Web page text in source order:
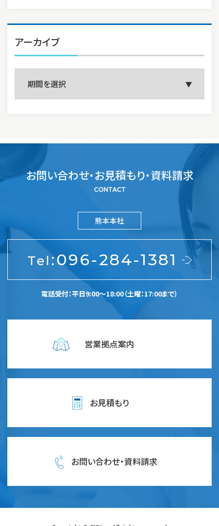
アーカイブ
お問い合わせ・お見積もり・資料請求
CONTACT
熊本本社
Tel:096-284-1381
電話受付：平日9:00～18:00（土曜：17:00まで）
営業拠点案内
お見積もり
お問い合わせ・資料請求